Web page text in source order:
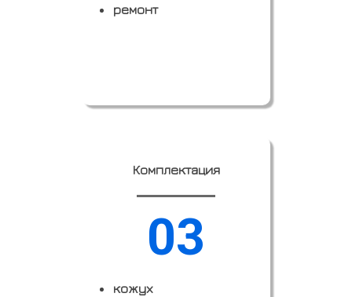
ремонт
Комплектация
03
кожух